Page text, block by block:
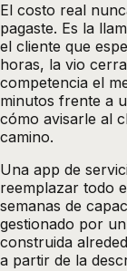
El costo real
pagaste. Es la
el cliente que
horas, la vio
competencia el
minutos frente a
cómo avisarle al
camino.
Una app de
reemplazar todo
semanas de
gestionado por
construida
a partir de la